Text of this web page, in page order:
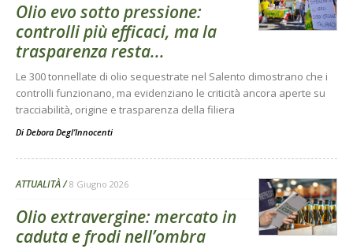
Olio evo sotto pressione:
controlli più efficaci, ma la
trasparenza resta...
Le 300 tonnellate di olio sequestrate nel Salento dimostrano che i
controlli funzionano, ma evidenziano le criticità ancora aperte su
tracciabilità, origine e trasparenza della filiera
Di Debora Degl’Innocenti
ATTUALITÀ 8 Giugno 2026
Olio extravergine: mercato in
caduta e frodi nell’ombra